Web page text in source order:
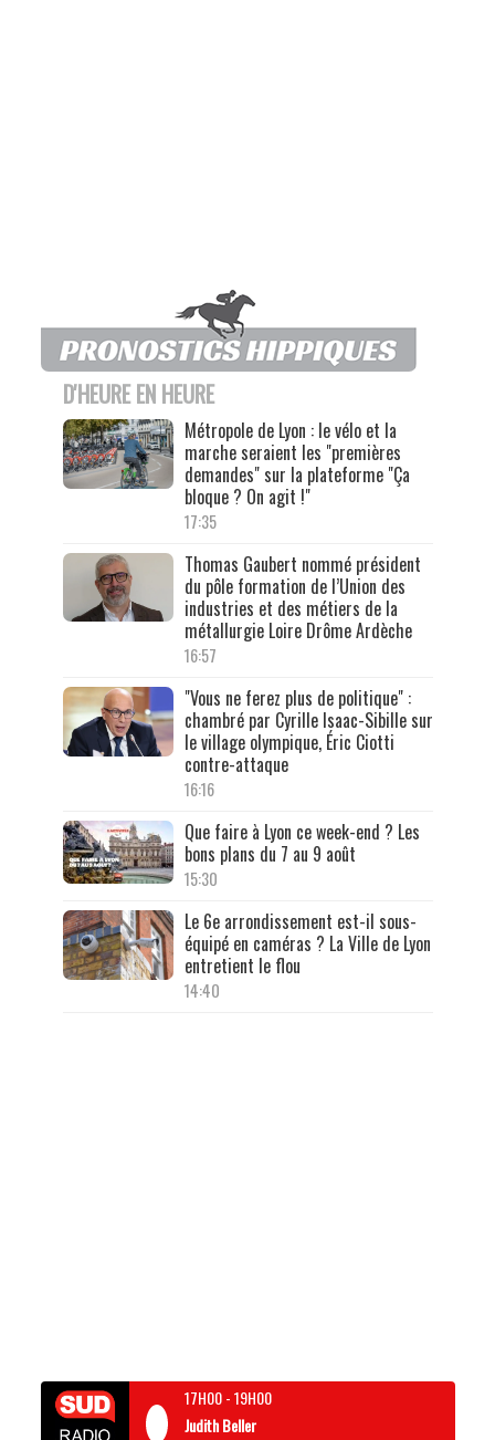
D'HEURE EN HEURE
Métropole de Lyon : le vélo et la
marche seraient les "premières
demandes" sur la plateforme "Ça
bloque ? On agit !"
17:35
Thomas Gaubert nommé président
du pôle formation de l’Union des
industries et des métiers de la
métallurgie Loire Drôme Ardèche
16:57
"Vous ne ferez plus de politique" :
chambré par Cyrille Isaac-Sibille sur
le village olympique, Éric Ciotti
contre-attaque
16:16
Que faire à Lyon ce week-end ? Les
bons plans du 7 au 9 août
15:30
Le 6e arrondissement est-il sous-
équipé en caméras ? La Ville de Lyon
entretient le flou
14:40
17H00-19H00
Judith Beller